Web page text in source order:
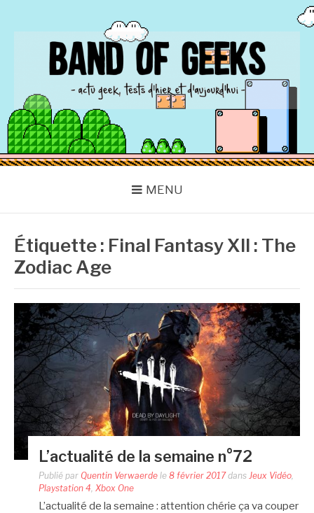
BAND OF GEEKS
Actu Geek d'hier et d'aujourd'hui
MENU
Étiquette : Final Fantasy XII : The
Zodiac Age
L’actualité de la semaine n°72
Publié par Quentin Verwaerde le 8 février 2017dans Jeux Vidéo
Playstation 4 Xbox One
L’actualité de la semaine : attention chérie ça va couper